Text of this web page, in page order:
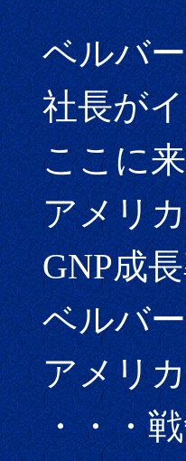
ベルバー
社長がイ
ここに来
アメリカ
GNP成長
ベルバー
アメリカ
・・・戦